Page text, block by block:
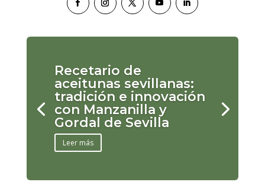
Recetario de
aceitunas sevillanas:
tradición e innovación
con Manzanilla y
Gordal de Sevilla
Leer más